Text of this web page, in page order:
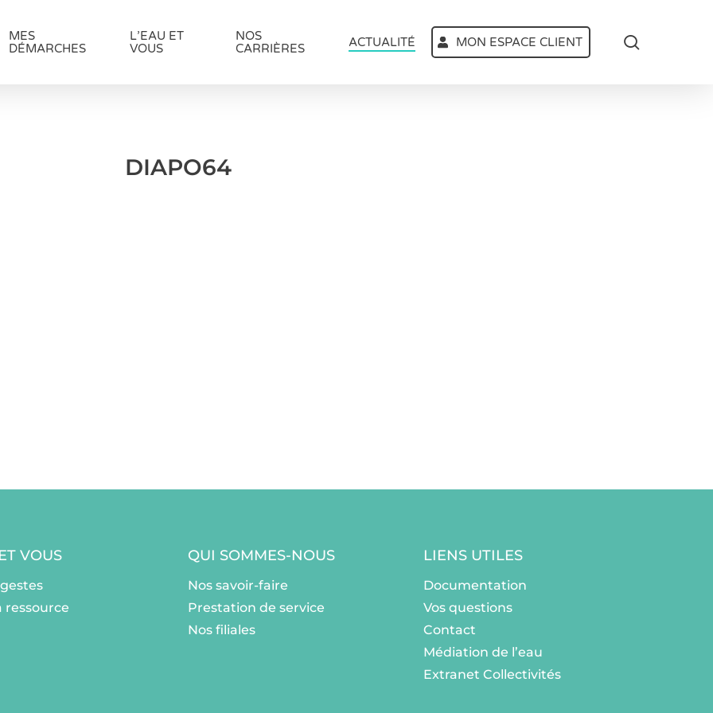
MES
DÉMARCHES
L’EAU ET
VOUS
NOS
CARRIÈRES
ACTUALITÉ MON ESPACE CLIENT
DIAPO64
VOUS
ressource
QUI SOMMES-NOUS
Nos savoir-faire
Prestation de service
Nos filiales
LIENS UTILES
Documentation
Vos questions
Contact
Médiation de l’eau
Extranet Collectivités